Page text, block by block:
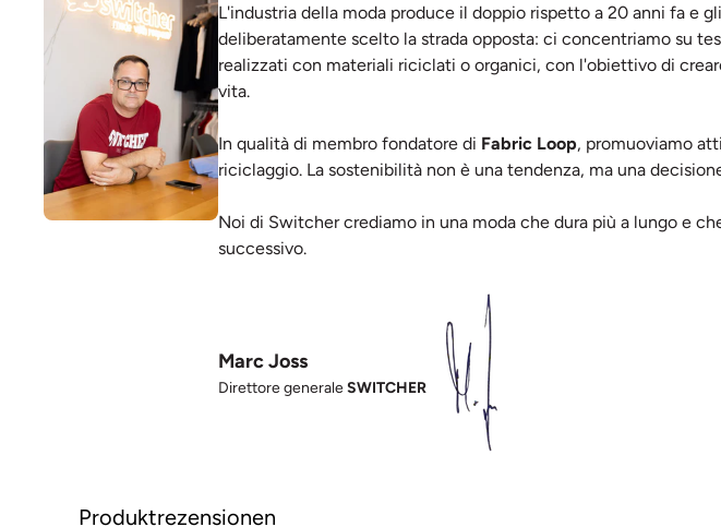
L'industria della moda produce il doppio rispetto a 20 anni fa e
deliberatamente scelto la strada opposta: ci concentriamo su
realizzati con materiali riciclati o organici, con l'obiettivo di
vita.
In qualità di membro fondatore di Fabric Loop, promuoviamo
riciclaggio. La sostenibilità non è una tendenza, ma una
Noi di Switcher crediamo in una moda che dura più a lungo e
successivo.
Marc Joss
Direttore generaleSWITCHER
Produktrezensionen